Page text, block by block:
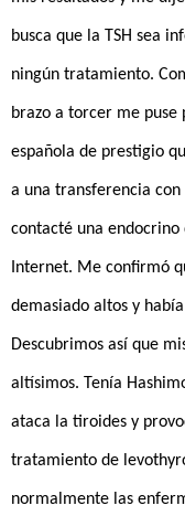
busca que la TSH sea
ningún tratamiento.
brazo a torcer me
española de prestigio
a una transferencia con
contacté una endocrino
Internet. Me confirmó
demasiado altos y
Descubrimos así que
altísimos. Tenía
ataca la tiroides y
tratamiento de
normalmente las